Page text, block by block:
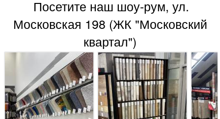
Посетите наш шоу-рум, ул.
Московская 198 (ЖК "Московский
квартал")